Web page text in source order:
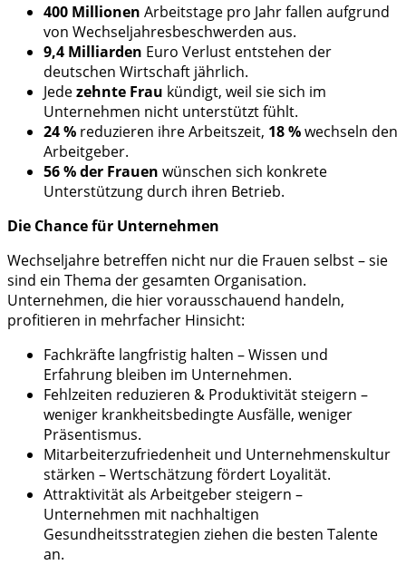
400 Millionen Arbeitstage pro Jahr fallen aufgrund
von Wechseljahresbeschwerden aus.
9,4 Milliarden Euro Verlust entstehen der
deutschen Wirtschaft jährlich.
Jedezehnte Frau kündigt, weil sie sich im
Unternehmen nicht unterstützt fühlt.
24 % reduzieren ihre Arbeitszeit, 18 %wechseln den
Arbeitgeber.
56 % der Frauen wünschen sich konkrete
Unterstützung durch ihren Betrieb.
Die Chance für Unternehmen
Wechseljahre betreffen nicht nur die Frauen selbst – sie
sind ein Thema der gesamten Organisation.
Unternehmen, die hier vorausschauend handeln,
profitieren in mehrfacher Hinsicht:
Fachkräfte langfristig halten – Wissen und
Erfahrung bleiben im Unternehmen.
Fehlzeiten reduzieren & Produktivität steigern –
weniger krankheitsbedingte Ausfälle, weniger
Präsentismus.
Mitarbeiterzufriedenheit und Unternehmenskultur
stärken – Wertschätzung fördert Loyalität.
Attraktivität als Arbeitgeber steigern –
Unternehmen mit nachhaltigen
Gesundheitsstrategien ziehen die besten Talente
an.